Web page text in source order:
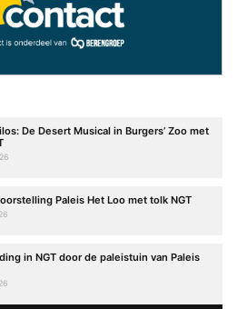
De Desert Musical in Burgers’ Zoo met
Paleis Het Loo met tolk NGT
in NGT door de paleistuin van Paleis